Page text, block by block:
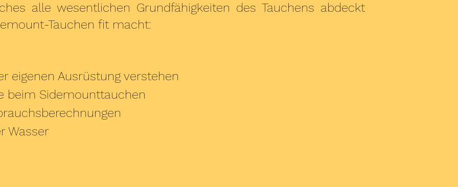
alle wesentlichen Grundfähigkeiten des Tauchens abdeckt
Tauchen fit macht:
eigenen Ausrüstung verstehen
beim Sidemounttauchen
Wasser